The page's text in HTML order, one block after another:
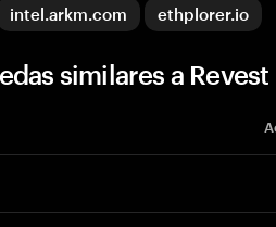
intel.arkm.com ethplorer.io
similares a Revest